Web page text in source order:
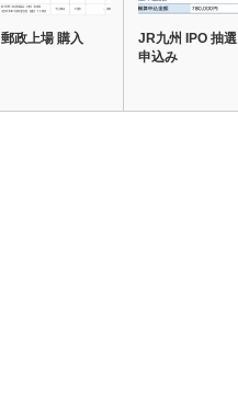
郵政上場 購入
JR九州 IPO 抽選
申込み